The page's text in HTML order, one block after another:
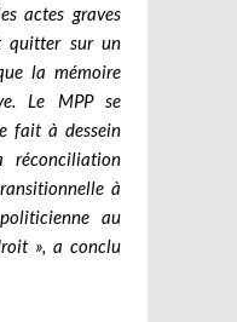
actes graves
quitter sur un
la mémoire
Le MPP se
fait à dessein
à
au
», a conclu